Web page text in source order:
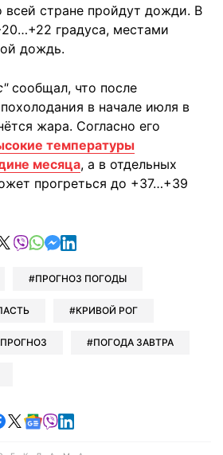
всей стране пройдут дожди. В
градуса, местами
дождь.
сообщал, что после
в начале июля в
жара. Согласно его
температуры
месяца, а в отдельных
прогреться до +37…+39
в Telegram
в Facebook
поделиться в X
отправить в Viber
отправить в Whatsapp
отправить в Messenger
отправить в LinkedIn
ПРОГНОЗ ПОГОДЫ
КРИВОЙ РОГ
ПРОГНОЗ ПОГОДА ЗАВТРА
в Telegram
Читайте в Facebook
Читайте в X
Читайте в Google news
Читайте в Viber
Читайте в LinkedIn